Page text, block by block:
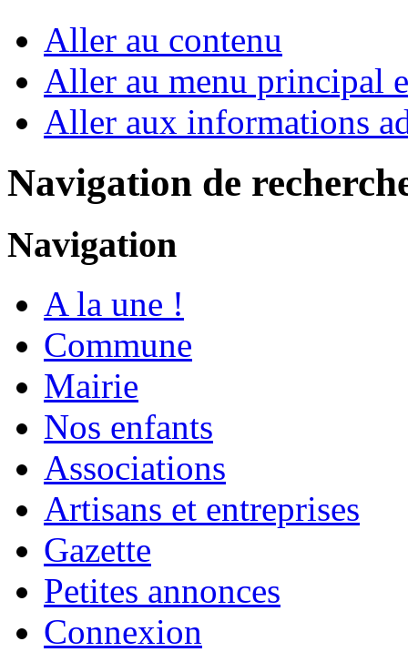
Aller au contenu
Aller au menu principal
Aller aux informations
Navigation de
Navigation
A la une !
Commune
Mairie
Nos enfants
Associations
Artisans et entreprises
Gazette
Petites annonces
Connexion